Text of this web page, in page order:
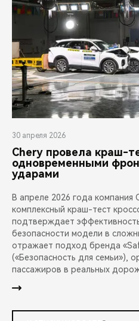
30 апреля 2026
Chery провела краш-
одновременными
ударами
В апреле 2026 года компания
комплексный краш-тест
подтверждает
безопасности модели в
отражает подход бренда
(«Безопасность для семьи»),
пассажиров в реальных